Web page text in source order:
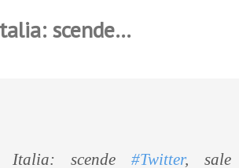
scende…
Italia: scende#Twitter,